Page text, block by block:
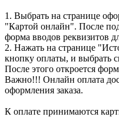
1. Выбрать на странице
"Картой онлайн". После
форма вводов реквизитов
2. Нажать на странице
кнопку оплаты, и выбрать
После этого откроется
Важно!!! Онлайн оплата
оформления заказа.
К оплате принимаются